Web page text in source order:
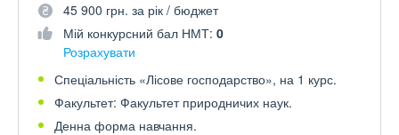
45 900 грн. за рік / бюджет
Мій конкурсний бал НМТ: 0
Розрахувати
Спеціальність «Лісове господарство», на 1 курс.
Факультет: Факультет природничих наук.
Денна форма навчання.